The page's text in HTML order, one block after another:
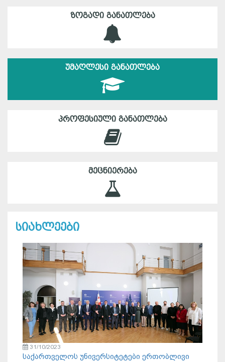
ᲖᲝᲒᲐᲓᲘ ᲒᲐᲜᲐᲗᲚᲔᲑᲐ
ᲣᲛᲐᲦᲚᲔᲡᲘ ᲒᲐᲜᲐᲗᲚᲔᲑᲐ
ᲞᲠᲝᲤᲔᲡᲘᲣᲚᲘ ᲒᲐᲜᲐᲗᲚᲔᲑᲐ
ᲛᲔᲪᲜᲘᲔᲠᲔᲑᲐ
სიახლეები
31/10/2023
საქართველოს უნივერსიტეტები ერთობლივი